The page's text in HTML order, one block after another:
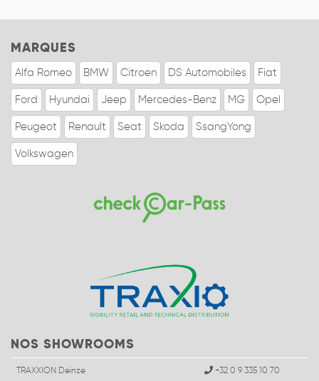
MARQUES
Alfa Romeo BMW Citroen DS Automobiles Fiat
Ford Hyundai Jeep Mercedes-Benz MG Opel
Peugeot Renault Seat Skoda SsangYong
Volkswagen
NOS SHOWROOMS
TRAXXION Deinze +32 0 9 335 10 70